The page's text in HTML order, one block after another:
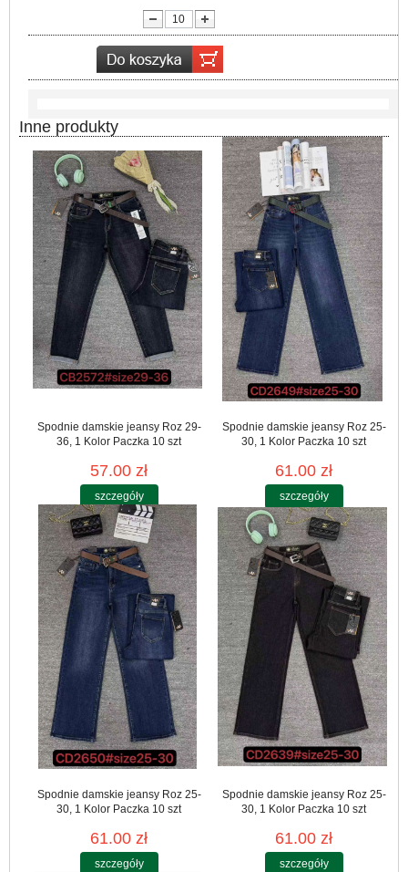
Inne produkty
Spodnie damskie jeansy Roz 29-
36, 1 Kolor Paczka 10 szt
57.00 zł
szczegóły
Spodnie damskie jeansy Roz 25-
30, 1 Kolor Paczka 10 szt
61.00 zł
szczegóły
Spodnie damskie jeansy Roz 25-
30, 1 Kolor Paczka 10 szt
61.00 zł
szczegóły
Spodnie damskie jeansy Roz 25-
30, 1 Kolor Paczka 10 szt
61.00 zł
szczegóły